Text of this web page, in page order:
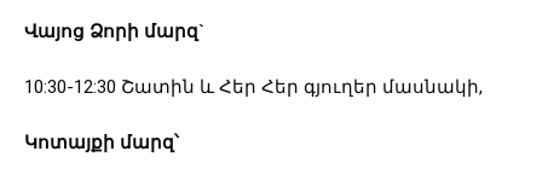
Վայոց Ձորի մարզ`
10:30-12:30 Շատին և Հեր Հեր գյուղեր մասնակի,
Կոտայքի մարզ՝